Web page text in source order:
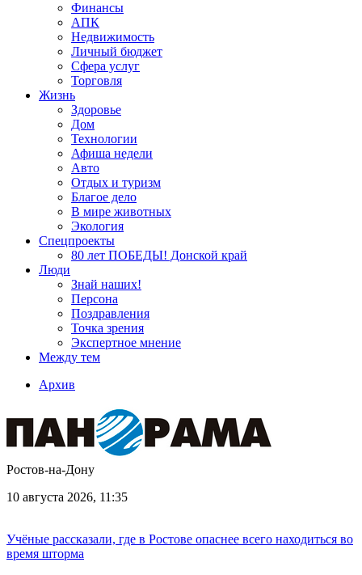
Финансы
АПК
Недвижимость
Личный бюджет
Сфера услуг
Торговля
Жизнь
Здоровье
Дом
Технологии
Афиша недели
Авто
Отдых и туризм
Благое дело
В мире животных
Экология
Спецпроекты
80 лет ПОБЕДЫ! Донской край
Люди
Знай наших!
Персона
Поздравления
Точка зрения
Экспертное мнение
Между тем
Архив
Ростов-на-Дону
10 августа 2026, 11:35
Учёные рассказали, где в Ростове опаснее всего находиться во
время шторма